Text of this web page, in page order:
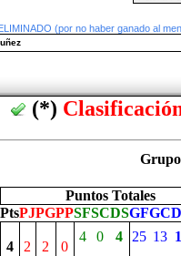
(por no haber ganado al
(*)
Puntos Totales
PtsPJPGPPSFSCDSGFGC
4 2 2 0
4 0 4 25 13